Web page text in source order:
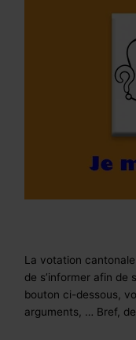
La votation
de s’informer afin de
bouton ci-dessous,
arguments, … Bref,